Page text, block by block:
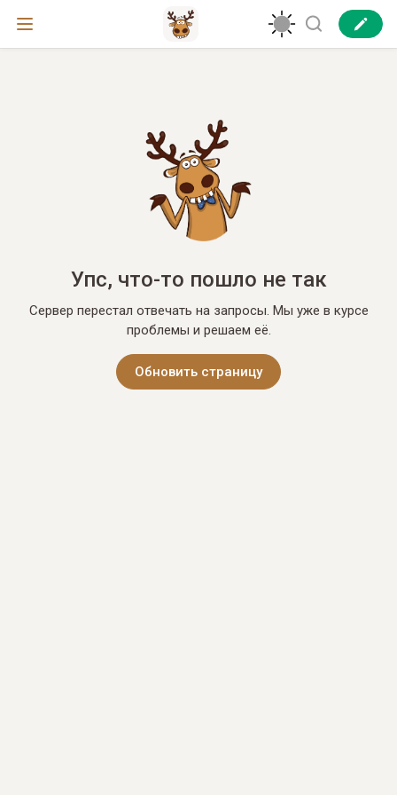
Упс, что-то пошло не так
Сервер перестал отвечать на запросы. Мы уже в курсе
проблемы и решаем её.
Обновить страницу